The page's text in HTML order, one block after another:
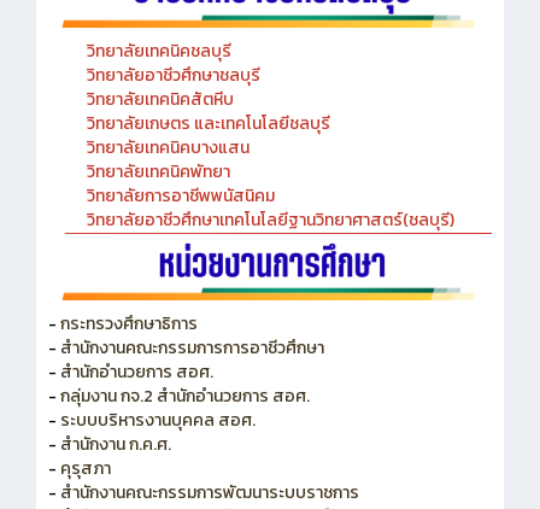
วิทยาลัยเทคนิคชลบุรี
วิทยาลัยอาชีวศึกษาชลบุรี
วิทยาลัยเทคนิคสัตหีบ
วิทยาลัยเกษตร และเทคโนโลยีชลบุรี
วิทยาลัยเทคนิคบางแสน
วิทยาลัยเทคนิคพัทยา
วิทยาลัยการอาชีพพนัสนิคม
วิทยาลัยอาชีวศึกษาเทคโนโลยีฐานวิทยาศาสตร์(ชลบุรี)
- กระทรวงศึกษาธิการ
- สำนักงานคณะกรรมการการอาชีวศึกษา
- สำนักอำนวยการ สอศ.
- กลุ่มงาน กจ.2 สำนักอำนวยการ สอศ.
- ระบบบริหารงานบุคคล สอศ.
- สำนักงาน ก.ค.ศ.
- คุรุสภา